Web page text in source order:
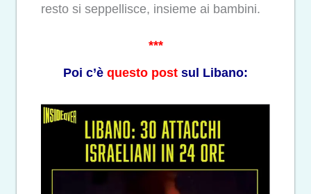
resto si seppellisce, insieme ai bambini.
***
Poi c’è questo post sul Libano: